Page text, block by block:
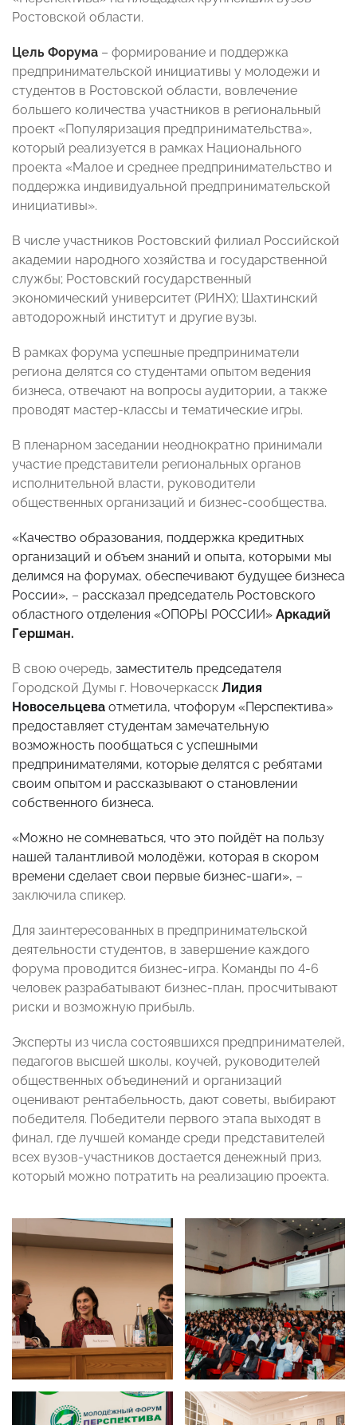
Ростовской области.
Цель Форума – формирование и поддержка
предпринимательской инициативы у молодежи и
студентов в Ростовской области, вовлечение
большего количества участников в региональный
проект «Популяризация предпринимательства»,
который реализуется в рамках Национального
проекта «Малое и среднее предпринимательство и
поддержка индивидуальной предпринимательской
инициативы».
В числе участников Ростовский филиал Российской
академии народного хозяйства и государственной
службы; Ростовский государственный
экономический университет (РИНХ); Шахтинский
автодорожный институт и другие вузы.
В рамках форума успешные предприниматели
региона делятся со студентами опытом ведения
бизнеса, отвечают на вопросы аудитории, а также
проводят мастер-классы и тематические игры.
В пленарном заседании неоднократно принимали
участие представители региональных органов
исполнительной власти, руководители
общественных организаций и бизнес-сообщества.
«Качество образования, поддержка кредитных
организаций и объем знаний и опыта, которыми мы
делимся на форумах, обеспечивают будущее бизнеса
России», – рассказал председатель Ростовского
областного отделения «ОПОРЫ РОССИИ» Аркадий
Гершман.
В свою очередь, заместитель председателя
Городской Думы г. Новочеркасск Лидия
Новосельцева отметила, чтофорум «Перспектива»
предоставляет студентам замечательную
возможность пообщаться с успешными
предпринимателями, которые делятся с ребятами
своим опытом и рассказывают о становлении
собственного бизнеса.
«Можно не сомневаться, что это пойдёт на пользу
нашей талантливой молодёжи, которая в скором
времени сделает свои первые бизнес-шаги», –
заключила спикер.
Для заинтересованных в предпринимательской
деятельности студентов, в завершение каждого
форума проводится бизнес-игра. Команды по 4-6
человек разрабатывают бизнес-план, просчитывают
риски и возможную прибыль.
Эксперты из числа состоявшихся предпринимателей,
педагогов высшей школы, коучей, руководителей
общественных объединений и организаций
оценивают рентабельность, дают советы, выбирают
победителя. Победители первого этапа выходят в
финал, где лучшей команде среди представителей
всех вузов-участников достается денежный приз,
который можно потратить на реализацию проекта.